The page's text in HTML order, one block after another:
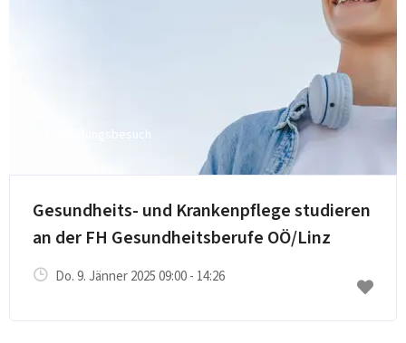
Einrichtungsbesuch
Gesundheits- und Krankenpflege studieren
an der FH Gesundheitsberufe OÖ/Linz
Do. 9. Jänner 2025 09:00 - 14:26